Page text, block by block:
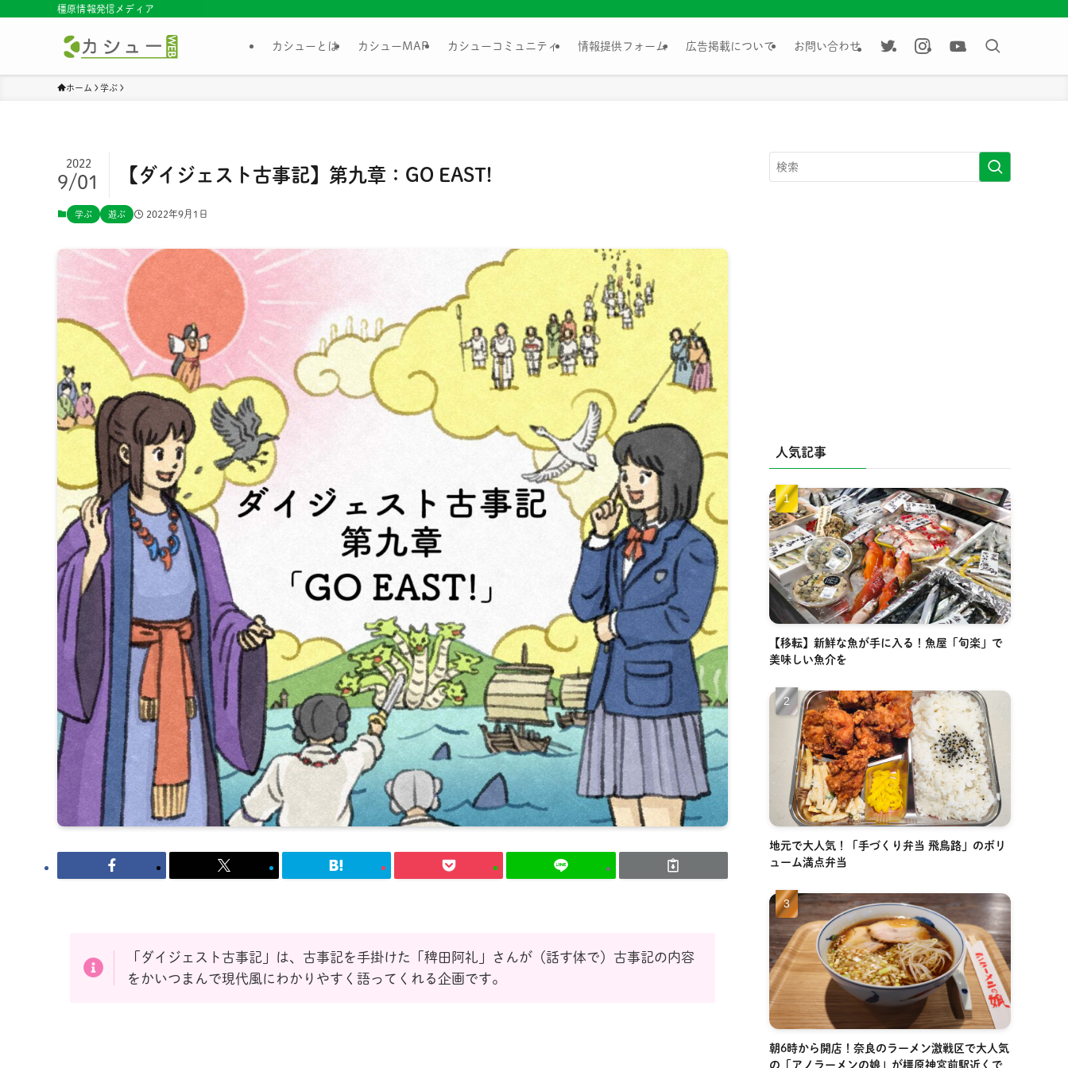
橿原情報発信メディア
カシューとは カシューMAP カシューコミュニティ 情報提供フォーム 広告掲載について お問い合わせ
ホーム 学ぶ
【ダイジェスト古事記】第九章：GO EAST!
2022
9/01
学ぶ 遊ぶ 2022年9月1日
「ダイジェスト古事記」は、古事記を手掛けた「稗田阿礼」さんが（話す体で）古事記の内容
をかいつまんで現代風にわかりやすく語ってくれる企画です。
人気記事
【移転】新鮮な魚が手に入る！魚屋「旬楽」で
美味しい魚介を
地元で大人気！「手づくり弁当 飛鳥路」のボリ
ューム満点弁当
朝6時から開店！奈良のラーメン激戦区で大人気
の「アノラーメンの娘」が橿原神宮前駅近くで